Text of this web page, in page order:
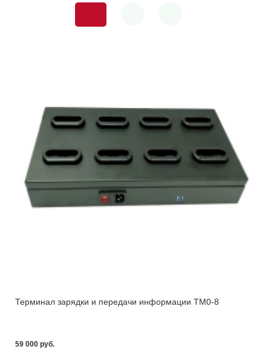
Терминал зарядки и передачи информации ТМ0-8
59 000 pуб.